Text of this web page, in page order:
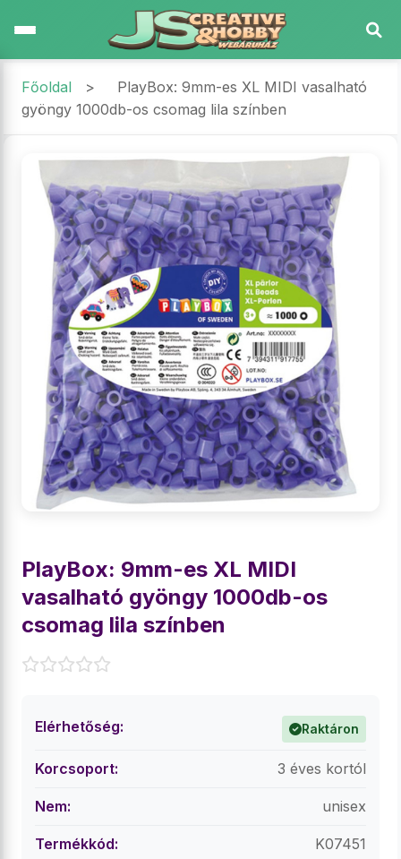
Főoldal >
PlayBox: 9mm-es XL MIDI vasalható
gyöngy 1000db-os csomag lila színben
PlayBox: 9mm-es XL MIDI
vasalható gyöngy 1000db-os
csomag lila színben
Elérhetőség: Raktáron
Korcsoport: 3 éves kortól
Nem: unisex
Termékkód: K07451